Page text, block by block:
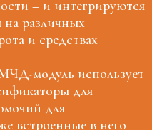
– и интегрируются
различных
и средствах
модуль использует
для
для
встроенные в него